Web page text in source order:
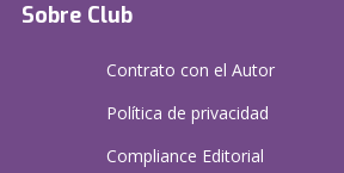
Sobre Club
Contrato con el Autor
Política de privacidad
Compliance Editorial